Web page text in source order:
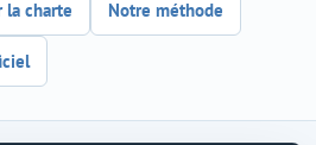
la charte Notre méthode